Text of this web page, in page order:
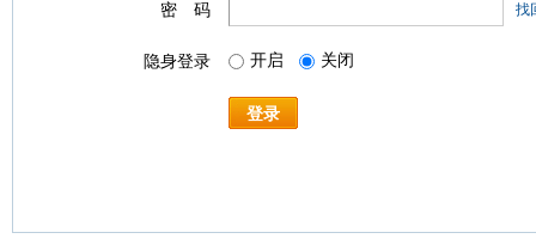
密 码 找
隐身登录 开启 关闭
登录